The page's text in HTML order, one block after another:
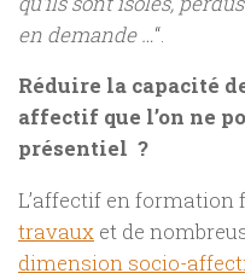
en demande …“.
Réduire la capacité
affectif que l’on ne
présentiel ?
L’affectif en formation
travaux et de
dimension socio-